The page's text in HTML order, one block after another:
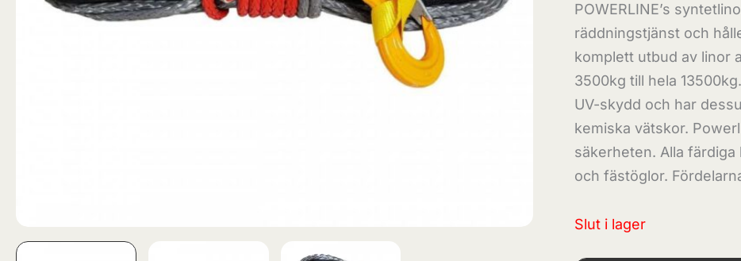
POWERLINE’s
räddningstjänst och
komplett utbud av linor
3500kg till hela
UV-skydd och har
kemiska vätskor.
säkerheten. Alla
och fästöglor.
Slut i lager